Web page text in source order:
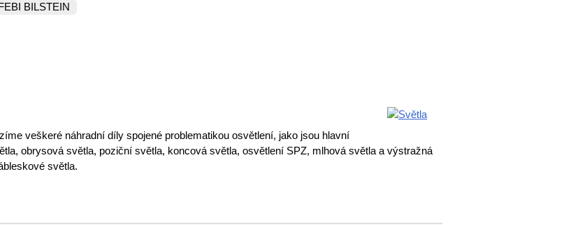
BILSTEIN
veškeré náhradní díly spojené problematikou osvětlení, jako jsou hlavní
obrysová světla, poziční světla, koncová světla, osvětlení SPZ, mlhová světla a výstražná
světla.